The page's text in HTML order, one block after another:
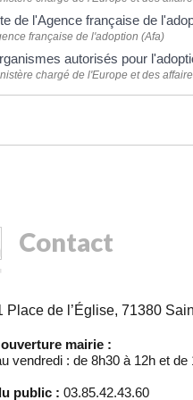
de l'Agence française de
française de l'adoption (Afa)
autorisés pour
chargé de l'Europe et des
Contact
Place de l’Église, 71380
mairie :
vendredi : de 8h30 à 12h et de
public : 03.85.42.43.60